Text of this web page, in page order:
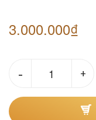
3.000.000₫
- +